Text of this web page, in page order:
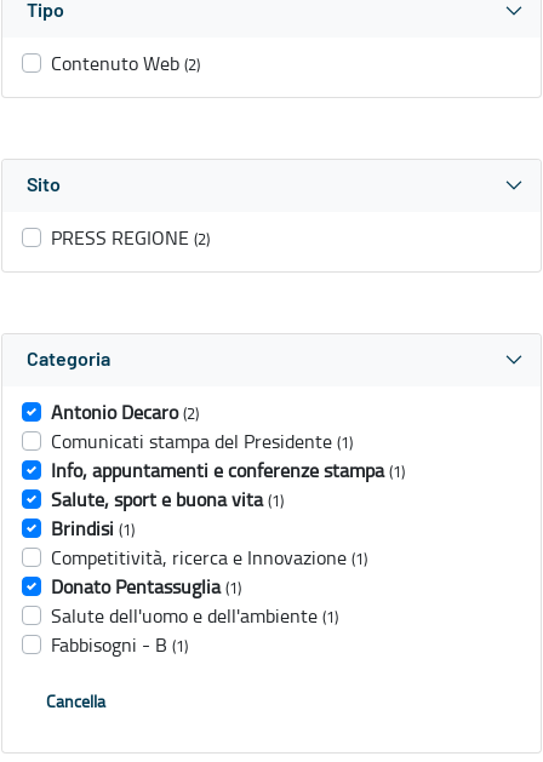
Tipo
Contenuto Web (2)
Sito
PRESS REGIONE (2)
Categoria
Antonio Decaro (2)
Comunicati stampa del Presidente (1)
Info, appuntamenti e conferenze stampa (1)
Salute, sport e buona vita (1)
Brindisi (1)
Competitività, ricerca e Innovazione (1)
Donato Pentassuglia (1)
Salute dell'uomo e dell'ambiente (1)
Fabbisogni - B (1)
Cancella